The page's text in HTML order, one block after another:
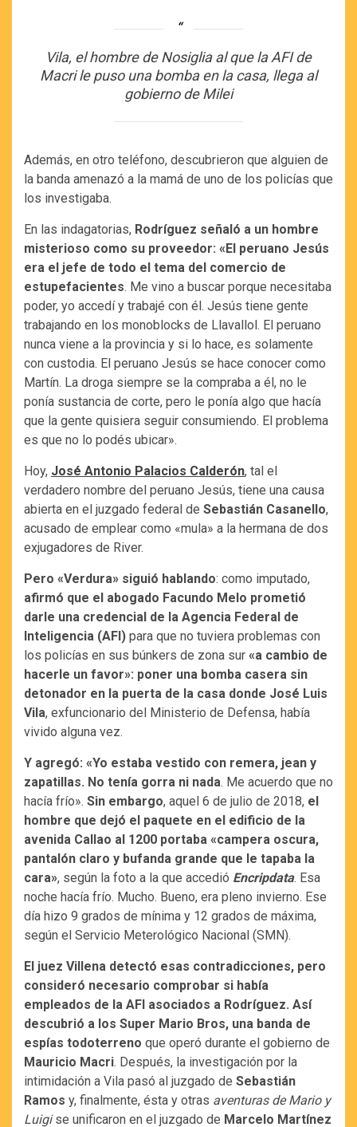
Vila, el hombre de Nosiglia al que la AFI de
Macri le puso una bomba en la casa, llega al
gobierno de Milei
Además, en otro teléfono, descubrieron que alguien de
la banda amenazó a la mamá de uno de los policías que
los investigaba.
En las indagatorias, Rodríguez señaló a un hombre
misterioso como su proveedor: «El peruano Jesús
era el jefe de todo el tema del comercio de
estupefacientes. Me vino a buscar porque necesitaba
poder, yo accedí y trabajé con él. Jesús tiene gente
trabajando en los monoblocks de Llavallol. El peruano
nunca viene a la provincia y si lo hace, es solamente
con custodia. El peruano Jesús se hace conocer como
Martín. La droga siempre se la compraba a él, no le
ponía sustancia de corte, pero le ponía algo que hacía
que la gente quisiera seguir consumiendo. El problema
es que no lo podés ubicar».
Hoy, José Antonio Palacios Calderón, tal el
verdadero nombre del peruano Jesús, tiene una causa
abierta en el juzgado federal de Sebastián Casanello,
acusado de emplear como «mula» a la hermana de dos
exjugadores de River.
Pero «Verdura» siguió hablando: como imputado,
afirmó que el abogado Facundo Melo prometió
darle una credencial de la Agencia Federal de
Inteligencia (AFI) para que no tuviera problemas con
los policías en sus búnkers de zona sur «a cambio de
hacerle un favor»: poner una bomba casera sin
detonador en la puerta de la casa donde José Luis
Vila, exfuncionario del Ministerio de Defensa, había
vivido alguna vez.
Y agregó: «Yo estaba vestido con remera, jean y
zapatillas. No tenía gorra ni nada. Me acuerdo que no
hacía frío». Sin embargo, aquel 6 de julio de 2018, el
hombre que dejó el paquete en el edificio de la
avenida Callao al 1200 portaba «campera oscura,
pantalón claro y bufanda grande que le tapaba la
cara», según la foto a la que accedió Encripdata. Esa
noche hacía frío. Mucho. Bueno, era pleno invierno. Ese
día hizo 9 grados de mínima y 12 grados de máxima,
según el Servicio Meterológico Nacional (SMN).
El juez Villena detectó esas contradicciones, pero
consideró necesario comprobar si había
empleados de la AFI asociados a Rodríguez. Así
descubrió a los Super Mario Bros, una banda de
espías todoterreno que operó durante el gobierno de
Mauricio Macri. Después, la investigación por la
intimidación a Vila pasó al juzgado de Sebastián
Ramos y, finalmente, ésta y otras aventuras de Mario y
Luigise unificaron en el juzgado de Marcelo Martínez